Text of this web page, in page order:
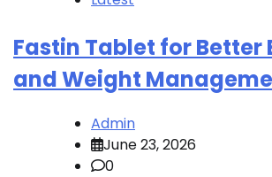
Fastin Tablet for Better
and Weight
Admin
June 23, 2026
0